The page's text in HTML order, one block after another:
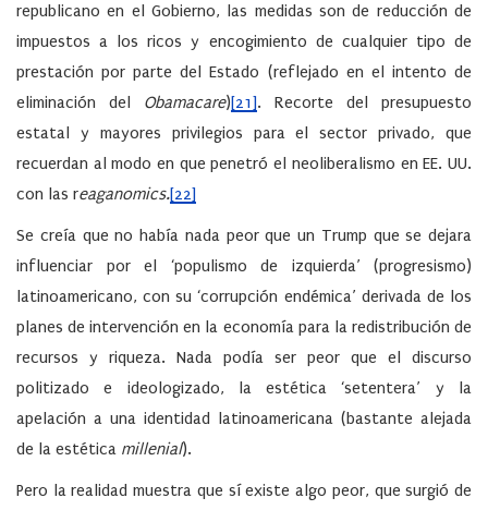
republicano en el Gobierno, las medidas son de reducción de
impuestos a los ricos y encogimiento de cualquier tipo de
prestación por parte del Estado (reflejado en el intento de
eliminación del Obamacare)[21]. Recorte del presupuesto
estatal y mayores privilegios para el sector privado, que
recuerdan al modo en que penetró el neoliberalismo en EE. UU.
con las reaganomics.[22]
Se creía que no había nada peor que un Trump que se dejara
influenciar por el ‘populismo de izquierda’ (progresismo)
latinoamericano, con su ‘corrupción endémica’ derivada de los
planes de intervención en la economía para la redistribución de
recursos y riqueza. Nada podía ser peor que el discurso
politizado e ideologizado, la estética ‘setentera’ y la
apelación a una identidad latinoamericana (bastante alejada
de la estética millenial).
Pero la realidad muestra que sí existe algo peor, que surgió de